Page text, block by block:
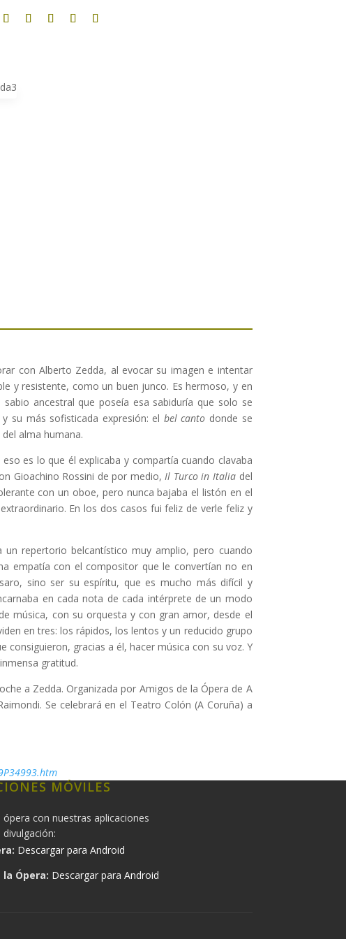
con Alberto Zedda, al evocar su imagen e intentar
y resistente, como un buen junco. Es hermoso, y en
ancestral que poseía esa sabiduría que solo se
su más sofisticada expresión: el bel canto donde se
alma humana.
es lo que él explicaba y compartía cuando clavaba
Gioachino Rossini de por medio,Il Turco in Italia del
con un oboe, pero nunca bajaba el listón en el
En los dos casos fui feliz de verle feliz y
repertorio belcantístico muy amplio, pero cuando
empatía con el compositor que le convertían no en
sino ser su espíritu, que es mucho más difícil y
en cada nota de cada intérprete de un modo
música, con su orquesta y con gran amor, desde el
en tres: los rápidos, los lentos y un reducido grupo
gracias a él, hacer música con su voz. Y
gratitud.
a Zedda. Organizada por Amigos de la Ópera de A
Se celebrará en el Teatro Colón (A Coruña) a
MÓVILES
ópera con nuestras aplicaciones
Descargar para Android
la Ópera: Descargar para Android